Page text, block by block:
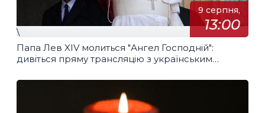
9 серпня,
13:00
\
Папа Лев XIV молиться "Ангел Господній":
дивіться пряму трансляцію з українським